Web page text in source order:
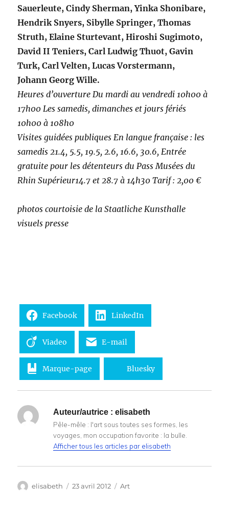
Sauerleute, Cindy Sherman, Yinka Shonibare,
Hendrik Snyers, Sibylle Springer, Thomas
Struth, Elaine Sturtevant, Hiroshi Sugimoto,
David II Teniers, Carl Ludwig Thuot, Gavin
Turk, Carl Velten, Lucas Vorstermann,
Johann Georg Wille.
Heures d’ouverture Du mardi au vendredi 10h00 à
17h00 Les samedis, dimanches et jours fériés
10h00 à 108h0
Visites guidées publiques En langue française : les
samedis 21.4, 5.5, 19.5, 2.6, 16.6, 30.6, Entrée
gratuite pour les détenteurs du Pass Musées du
Rhin Supérieur14.7 et 28.7 à 14h30 Tarif : 2,00 €
photos courtoisie de la Staatliche Kunsthalle
visuels presse
Facebook LinkedIn
Viadeo E-mail
Marque-page Bluesky
Auteur/autrice : elisabeth
Pêle-mêle : l'art sous toutes ses formes, les
voyages, mon occupation favorite : la bulle.
Afficher tous les articles par elisabeth
Auteur
elisabeth
Publié
23 avril 2012 Catégories
Art